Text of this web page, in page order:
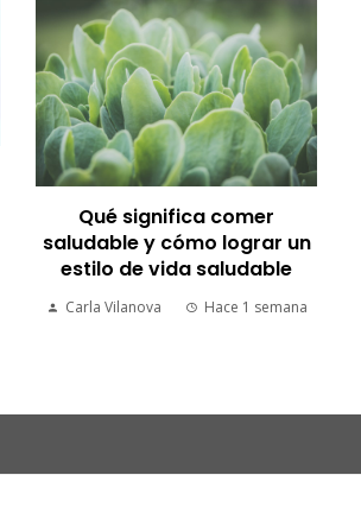
Qué significa comer
saludable y cómo lograr un
estilo de vida saludable
Carla Vilanova Hace 1 semana